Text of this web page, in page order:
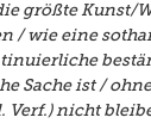
größte Kunst/
/ wie eine
Sache ist /
Verf.) nicht